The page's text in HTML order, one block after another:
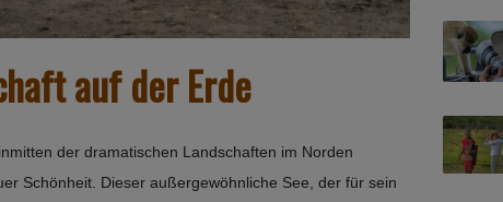
auf der Erde
der dramatischen Landschaften im Norden
Schönheit. Dieser außergewöhnliche See, der für sein